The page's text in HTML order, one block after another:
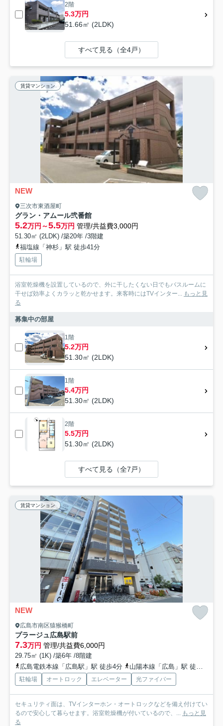
2階
5.3万円
51.66㎡ (2LDK)
すべて見る（全4戸）
賃貸マンション
NEW
三次市東酒屋町
グラン・アムール弐番館
5.2万円～5.5万円 管理/共益費3,000円
51.30㎡ (2LDK) /築20年 /3階建
福塩線「神杉」駅 徒歩41分
駐輪場
浴室乾燥機を設置しているので、外に干したくない日でもバスルームに
干せば効率よくカラッと乾かせます。来客時にはTVインター...
もっと見
る
募集中の部屋
1階
5.2万円
51.30㎡ (2LDK)
1階
5.4万円
51.30㎡ (2LDK)
2階
5.5万円
51.30㎡ (2LDK)
すべて見る（全7戸）
賃貸マンション
NEW
広島市南区猿猴橋町
プラージュ広島駅前
7.3万円 管理/共益費6,000円
29.75㎡ (1K) /築6年 /8階建
広島電鉄本線「広島駅」駅 徒歩4分
山陽本線「広島」駅 徒歩4分
駐輪場 オートロック エレベーター 光ファイバー
セキュリティ面は、TVインターホン・オートロックなどを備え付けてい
るので安心して暮らせます。浴室乾燥機が付いているので、... もっと見
る